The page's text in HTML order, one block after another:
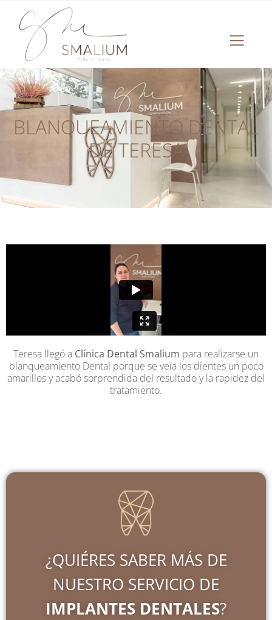
BLANQUEAMIENTO DENTAL
DE TERESA
Teresa llegó a Clínica Dental Smalium para realizarse un
blanqueamiento Dental porque se veía los dientes un poco
amarillos y acabó sorprendida del resultado y la rapidez del
tratamiento.
¿QUIÉRES SABER MÁS DE
NUESTRO SERVICIO DE
IMPLANTES DENTALES?